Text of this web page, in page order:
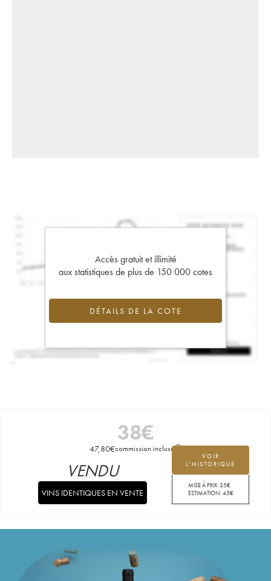
Accès gratuit et illimité
aux statistiques de plus de 150 000 cotes
DÉTAILS DE LA COTE
38€
47,80€commission incluse
VOIR
L'HISTORIQUE
MISE À PRIX:35€
ESTIMATION:45€
VENDU
VINS IDENTIQUES EN VENTE